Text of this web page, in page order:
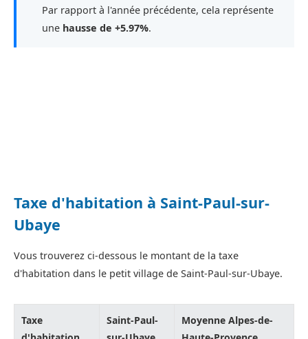
Par rapport à l'année précédente, cela représente
une hausse de +5.97%.
Taxe d'habitation à Saint-Paul-sur-
Ubaye
Vous trouverez ci-dessous le montant de la taxe
d'habitation dans le petit village de Saint-Paul-sur-Ubaye.
Taxe
Saint-Paul-
Moyenne Alpes-de-